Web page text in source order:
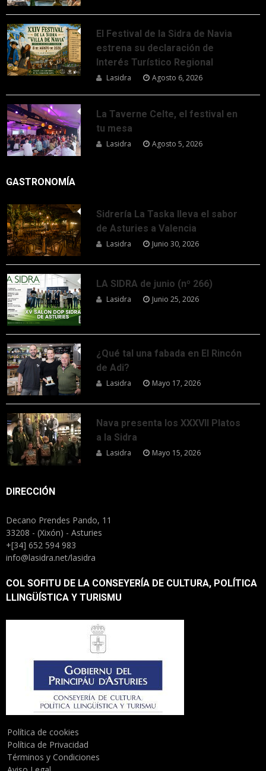
El Festival de la Sidra de Navia
estrena su declaración de
Interés Turístico Regional
Lasidra Agosto 6, 2026
La Taverne Celte, el festival en
tu mesa
Lasidra Agosto 5, 2026
GASTRONOMÍA
Sidrería La Taska lleva el sabor
de Asturies a Valencia
Lasidra Junio 30, 2026
LA SIDRA de junio (nº 266)
Lasidra Junio 25, 2026
¿Qué tal una fabada en El Rincón
de Adi?
Lasidra Mayo 17, 2026
Nava presenta los XXXVII Platos
a la Sidra
Lasidra Mayo 15, 2026
DIRECCIÓN
Decano Prendes Pando, 11
33208 - (Xixón) - Asturies
+[34] 652 594 983
info@lasidra.net/lasidra
COL SOFITU DE LA CONSEYERÍA DE CULTURA, POLÍTICA
LLINGÜÍSTICA Y TURISMU
Política de cookies
Política de Privacidad
Términos y Condiciones